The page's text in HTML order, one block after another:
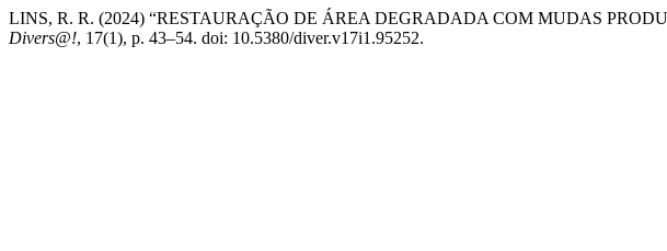
LINS, R. R. (2024) “RESTAURAÇÃO DE ÁREA DEGRADADA COM MUDAS
Divers@!, 17(1), p. 43–54. doi: 10.5380/diver.v17i1.95252.